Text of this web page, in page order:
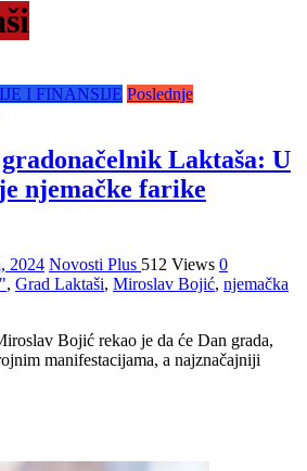
I FINANSIJE Poslednje
Laktaša: U
njemačke farike
2024 Novosti Plus 512 Views 0
, Grad Laktaši, Miroslav Bojić, njemačka
Bojić rekao je da će Dan grada,
manifestacijama, a najznačajniji